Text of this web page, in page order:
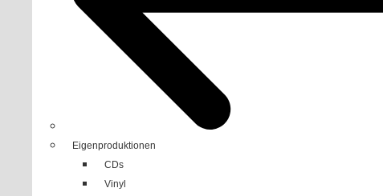
Eigenproduktionen
CDs
Vinyl